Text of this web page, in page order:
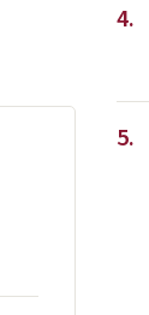
4.
5.